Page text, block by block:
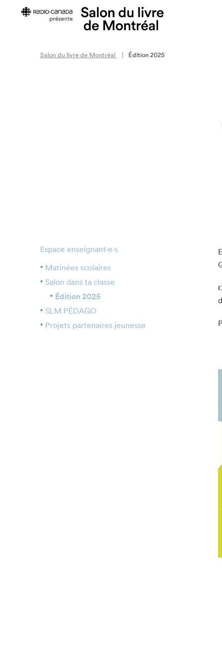
Nos partenaires
Devenir partenaire
Salon du livre de Montréal Édition 2025
Espace enseignant·e·s
Matinées scolaires
Salon dans ta classe
Édition 2025
SLM PÉDAGO
Projets partenaires jeunesse